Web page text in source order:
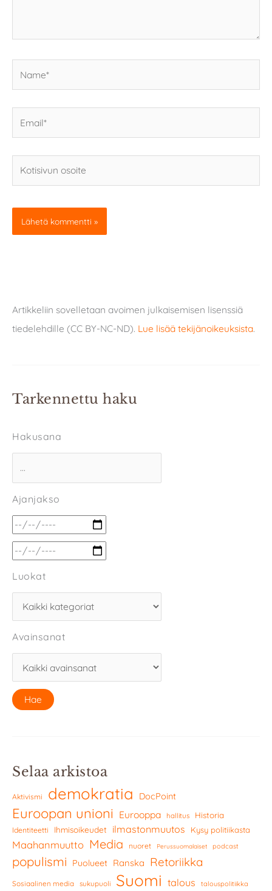
osoite
Artikkeliin sovelletaan avoimen julkaisemisen lisenssiä
tiedelehdille (CC BY-NC-ND). Lue lisää tekijänoikeuksista.
Tarkennettu haku
Hakusana
Ajanjakso
Luokat
Avainsanat
Selaa arkistoa
Aktivismi demokratia DocPoint
Euroopan unioni Eurooppa hallitus Historia
Identiteetti Ihmisoikeudet ilmastonmuutos Kysy politiikasta
Maahanmuutto Media nuoret Perussuomalaiset podcast
populismi Puolueet Ranska Retoriikka
Sosiaalinen media sukupuoli Suomi talous talouspolitiikka